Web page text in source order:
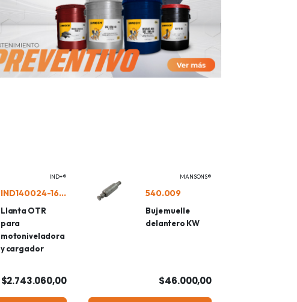
IND+®
IND140024-16CPG2/L2
Llanta OTR
para
motoniveladora
y cargador
$2.743.060,00
MANSONS®
540.009
Buje muelle
delantero KW
$46.000,00